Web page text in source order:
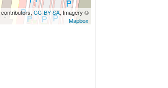
contributors,CC-BY-SA, Imagery ©
Mapbox